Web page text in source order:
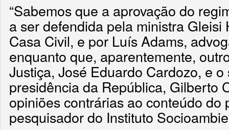
“Sabemos que a aprovação do
a ser defendida pela ministra Gleisi
Casa Civil, e por Luís Adams,
enquanto que, aparentemente,
Justiça, José Eduardo Cardozo, e
presidência da República, Gilberto
opiniões contrárias ao conteúdo do
pesquisador do Instituto